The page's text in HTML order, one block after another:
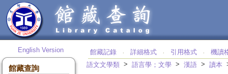
English Version
館藏查詢
館藏記錄 ‧ 詳細格式 ‧ 引用格式 ‧
機讀
語文文學類 > 語言學；文學 > 漢語 > 讀本